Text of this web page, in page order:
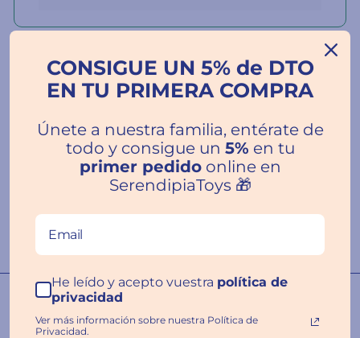
reseña
Nuestras familias hablan por
nosotros ❤️
CONSIGUE UN 5% de DTO
EN TU PRIMERA COMPRA
Únete a nuestra familia, entérate de
todo y consigue un 5% en tu
primer pedidoonline en
SerendipiaToys 🎁
He leído y acepto vuestra política de
privacidad
Ver más información sobre nuestra Política de
Privacidad.